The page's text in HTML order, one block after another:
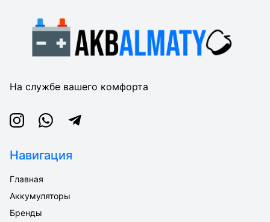
На службе вашего комфорта
InstagramWhatsappTelegram
Навигация
Главная
Аккумуляторы
Бренды